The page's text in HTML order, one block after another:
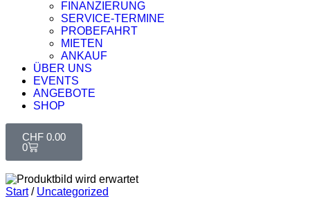
FINANZIERUNG
SERVICE-TERMINE
PROBEFAHRT
MIETEN
ANKAUF
ÜBER UNS
EVENTS
ANGEBOTE
SHOP
CHF 0.00
0
Start / Uncategorized